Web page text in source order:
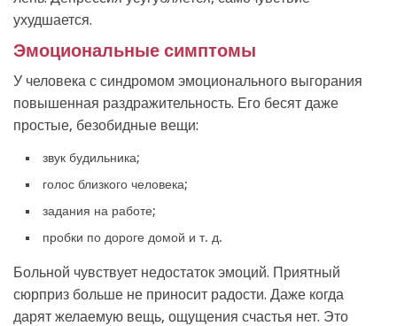
ухудшается.
Эмоциональные симптомы
У человека с синдромом эмоционального выгорания
повышенная раздражительность. Его бесят даже
простые, безобидные вещи:
звук будильника;
голос близкого человека;
задания на работе;
пробки по дороге домой и т. д.
Больной чувствует недостаток эмоций. Приятный
сюрприз больше не приносит радости. Даже когда
дарят желаемую вещь, ощущения счастья нет. Это